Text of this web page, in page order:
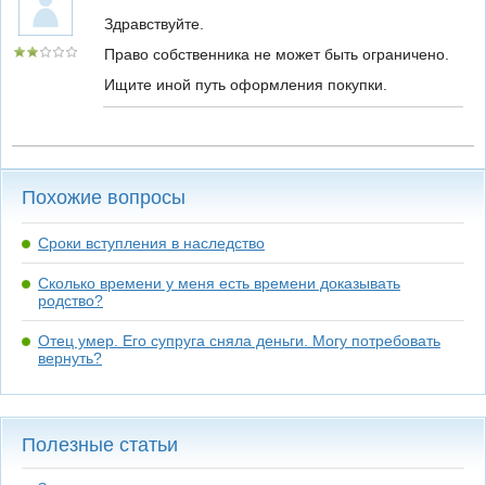
Здравствуйте.
Право собственника не может быть ограничено.
Ищите иной путь оформления покупки.
Похожие вопросы
Сроки вступления в наследство
Сколько времени у меня есть времени доказывать
родство?
Отец умер. Его супруга сняла деньги. Могу потребовать
вернуть?
Полезные статьи